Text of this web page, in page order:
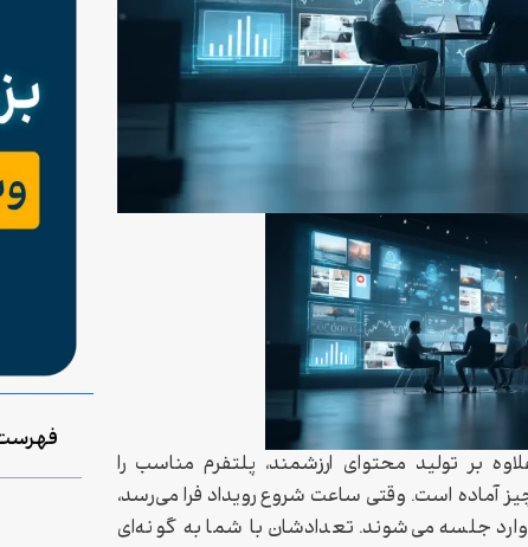
بر تولید محتوای ارزشمند، پلتفرم مناسب را
آماده است. وقتی ساعت شروع رویداد فرا می‌رسد،
جلسه می‌شوند. تعدادشان با شما به گونه‌ای